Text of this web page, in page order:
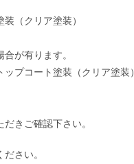
（クリア塗装）
が有ります。
プコート塗装（クリア塗装）
きご確認下さい。
さい。